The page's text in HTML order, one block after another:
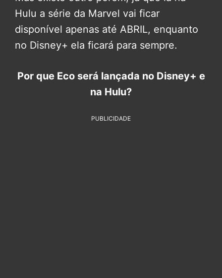
Hulu a série da Marvel vai ficar
disponível apenas até ABRIL, enquanto
no Disney+ ela ficará para sempre.
Por que Eco será lançada no Disney+ e
na Hulu?
PUBLICIDADE